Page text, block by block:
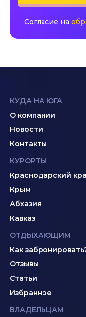
Согласие на
КУДА НА ЮГА
О компании
Новости
Контакты
КУРОРТЫ
Краснодарский
Крым
Абхазия
Кавказ
ОТДЫХАЮЩИМ
Как
Отзывы
Статьи
Избранное
ВЛАДЕЛЬЦАМ